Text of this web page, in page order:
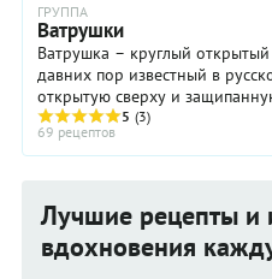
ГРУППА
Ватрушки
Ватрушка – круглый
давних пор известный в
открытую сверху и
Как правило, в качестве
5 (3)
69 рецептов
Лучшие рецепты и
вдохновения